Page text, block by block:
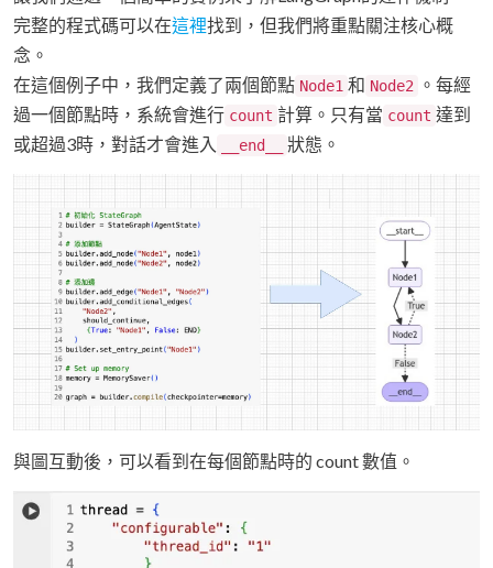
完整的程式碼可以在這裡找到，但我們將重點關注核心概
念。
在這個例子中，我們定義了兩個節點 Node1 和 Node2 。每經
過一個節點時，系統會進行 count 計算。只有當 count 達到
或超過3時，對話才會進入
__end__ 狀態。
與圖互動後，可以看到在每個節點時的 count 數值。